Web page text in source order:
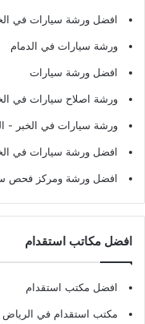
افضل ورشة سيارات في
ورشة سيارات في الدمام
افضل ورشة سيارات
ورشة اصلاح سيارات في
ورشة سيارات في الخبر -
افضل ورشة سيارات في
افضل ورشة ومركز فحص
افضل مكاتب استقدام
افضل مكتب استقدام
مكتب استقدام في الرياض